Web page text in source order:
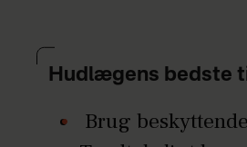
Hudlægens bedste
Brug